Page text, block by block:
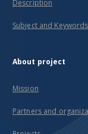
Description
Subject and Keywords
About project
Mission
Partners and